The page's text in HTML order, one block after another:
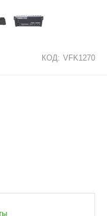
КОД: VFK1270